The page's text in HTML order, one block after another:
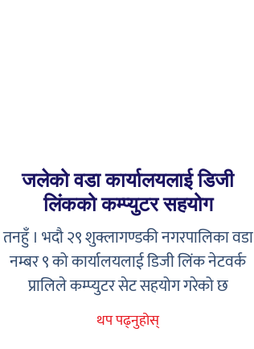
जलेको वडा कार्यालयलाई डिजी
लिंकको कम्प्युटर सहयोग
तनहुँ । भदौ २९ शुक्लागण्डकी नगरपालिका वडा
नम्बर ९ को कार्यालयलाई डिजी लिंक नेटवर्क
प्रालिले कम्प्युटर सेट सहयोग गरेको छ
थप पढ्नुहोस्